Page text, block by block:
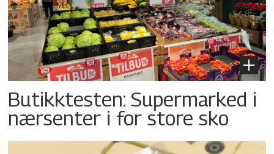
Butikktesten: Supermarked i
nærsenter i for store sko